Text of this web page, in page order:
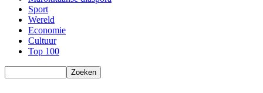
Sport
Wereld
Economie
Cultuur
Top 100